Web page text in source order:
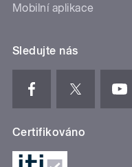
Mobilní aplikace
Sledujte nás
Certifikováno